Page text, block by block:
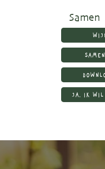
JA, IK WIL